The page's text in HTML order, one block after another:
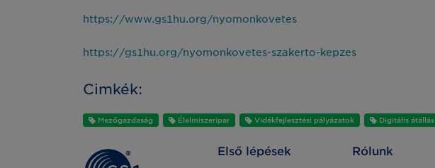
https://www.gs1hu.org/nyomonkovetes
https://gs1hu.org/nyomonkovetes-szakerto-kepzes
Cimkék:
Mezőgazdaság Élelmiszeripar Vidékfejlesztési pályázatok Digitális átállás
Első lépések Rólunk